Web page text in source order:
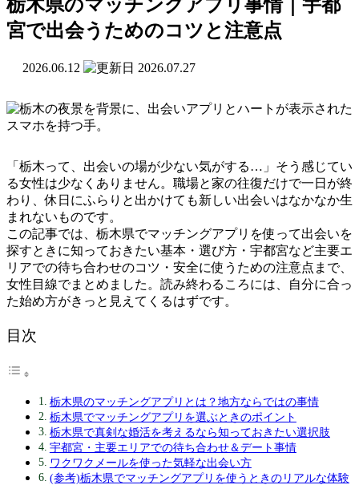
栃木県のマッチングアプリ事情｜宇都
宮で出会うためのコツと注意点
2026.06.12 2026.07.27
「栃木って、出会いの場が少ない気がする…」そう感じてい
る女性は少なくありません。職場と家の往復だけで一日が終
わり、休日にふらりと出かけても新しい出会いはなかなか生
まれないものです。
この記事では、栃木県でマッチングアプリを使って出会いを
探すときに知っておきたい基本・選び方・宇都宮など主要エ
リアでの待ち合わせのコツ・安全に使うための注意点まで、
女性目線でまとめました。読み終わるころには、自分に合っ
た始め方がきっと見えてくるはずです。
目次
栃木県のマッチングアプリとは？地方ならではの事情
栃木県でマッチングアプリを選ぶときのポイント
栃木県で真剣な婚活を考えるなら知っておきたい選択肢
宇都宮・主要エリアでの待ち合わせ＆デート事情
ワクワクメールを使った気軽な出会い方
(参考)栃木県でマッチングアプリを使うときのリアルな体験